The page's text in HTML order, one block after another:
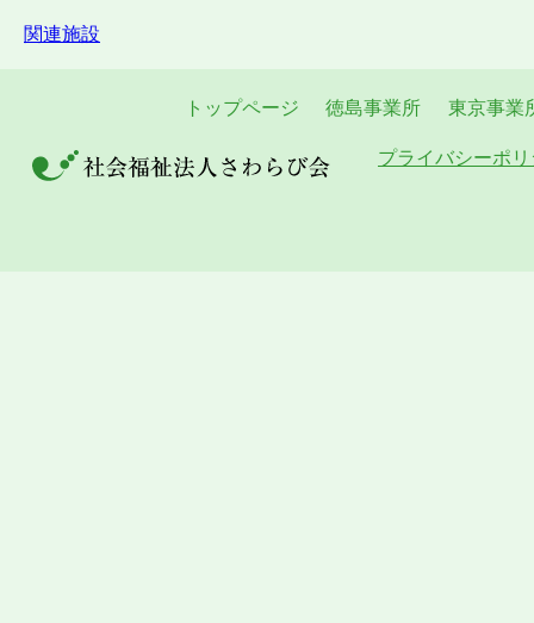
関連施設
トップページ 徳島事業所 東京事業
プライバシーポ